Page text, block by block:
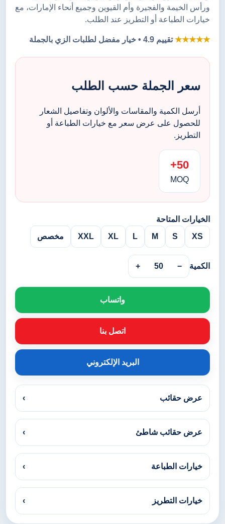
ورأس الخيمة والفجيرة وأم القيوين وجميع أنحاء الإمارات، مع
خيارات الطباعة أو التطريز عند الطلب.
★★★★★تقييم 4.9 • خيار مفضل لطلبات الزي بالجملة
سعر الجملة حسب الطلب
أرسل الكمية والمقاسات والألوان وتفاصيل الشعار
للحصول على عرض سعر مع خيارات الطباعة أو
التطريز.
50+
MOQ
الخيارات المتاحة
XS
S
M
L
XL
XXL مخصص
الكمية −
50
+
واتساب
اتصل بنا
البريد الإلكتروني
عرض حقائب ›
عرض حقائب شاطئ ›
خيارات الطباعة ›
خيارات التطريز ›